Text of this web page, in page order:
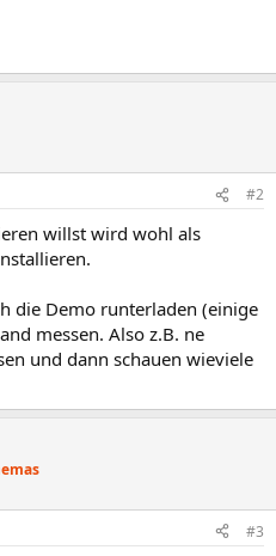
#2
willst wird wohl als
die Demo runterladen (einige
messen. Also z.B. ne
und dann schauen wieviele
#3